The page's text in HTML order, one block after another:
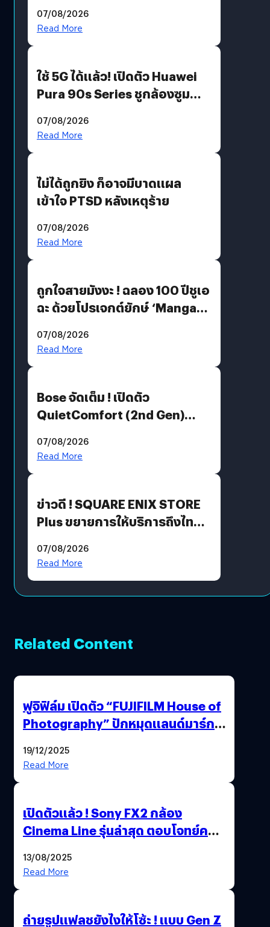
บริโภคและ B2B
07/08/2026
Read More
ใช้ 5G ได้แล้ว! เปิดตัว Huawei
Pura 90s Series ชูกล้องซูม
07/08/2026
Read More
ไม่ได้ถูกยิง ก็อาจมีบาดแผล
เข้าใจ PTSD หลังเหตุร้าย
07/08/2026
Read More
ถูกใจสายมังงะ ! ฉลอง 100 ปีชูเอ
ฉะ ด้วยโปรเจกต์ยักษ์ ‘Manga
มีภาษาไทยด้วย
07/08/2026
Read More
Bose จัดเต็ม ! เปิดตัว
QuietComfort (2nd Gen)
07/08/2026
Read More
ข่าวดี ! SQUARE ENIX STORE
Plus ขยายการให้บริการถึงไทย
โดยตรง
07/08/2026
Read More
Related Content
ฟูจิฟิล์ม เปิดตัว “FUJIFILM House of
Photography” ปักหมุดแลนด์มาร์ก
19/12/2025
Read More
เปิดตัวแล้ว ! Sony FX2 กล้อง
Cinema Line รุ่นล่าสุด ตอบโจทย์ครี
13/08/2025
Read More
ถ่ายรูปแฟลชยังไงให้โซ้ะ ! แบบ Gen Z